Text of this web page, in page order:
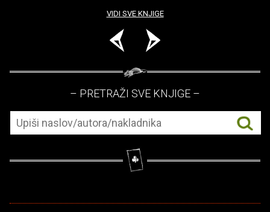
VIDI SVE KNJIGE
– PRETRAŽI SVE KNJIGE –